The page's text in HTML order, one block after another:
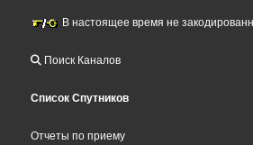
В настоящее время не
Поиск Каналов
Список Спутников
Отчеты по приему